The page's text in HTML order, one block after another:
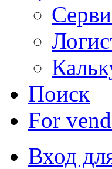
Поиск
For
Вход